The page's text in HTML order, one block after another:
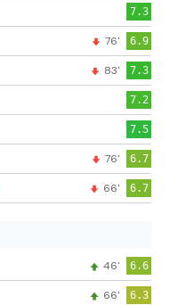
7.3
76' 6.9
83' 7.3
7.2
7.5
76' 6.7
66' 6.7
46' 6.6
66' 6.3